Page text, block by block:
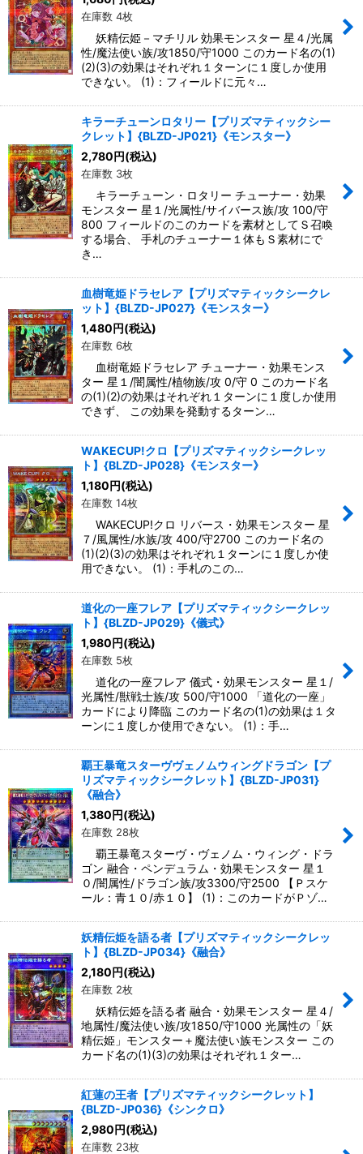
在庫数 4枚
妖精伝姫－マチリル 効果モンスター 星４/光属
性/魔法使い族/攻1850/守1000 このカード名の(1)
(2)(3)の効果はそれぞれ１ターンに１度しか使用
できない。 (1)：フィールドに元々…
キラーチューンロタリー【プリズマティックシー
クレット】{BLZD-JP021}《モンスター》
2,780円(税込)
在庫数 3枚
キラーチューン・ロタリー チューナー・効果
モンスター 星１/光属性/サイバース族/攻 100/守
800 フィールドのこのカードを素材としてＳ召喚
する場合、 手札のチューナー１体もＳ素材にで
き…
血樹竜姫ドラセレア【プリズマティックシークレ
ット】{BLZD-JP027}《モンスター》
1,480円(税込)
在庫数 6枚
血樹竜姫ドラセレア チューナー・効果モンス
ター 星１/闇属性/植物族/攻 0/守 0 このカード名
の(1)(2)の効果はそれぞれ１ターンに１度しか使用
できず、 この効果を発動するターン…
WAKECUP!クロ【プリズマティックシークレッ
ト】{BLZD-JP028}《モンスター》
1,180円(税込)
在庫数 14枚
WAKECUP!クロ リバース・効果モンスター 星
７/風属性/水族/攻 400/守2700 このカード名の
(1)(2)(3)の効果はそれぞれ１ターンに１度しか使
用できない。 (1)：手札のこの…
道化の一座フレア【プリズマティックシークレッ
ト】{BLZD-JP029}《儀式》
1,980円(税込)
在庫数 5枚
道化の一座フレア 儀式・効果モンスター 星１/
光属性/獣戦士族/攻 500/守1000 「道化の一座」
カードにより降臨 このカード名の(1)の効果は１タ
ーンに１度しか使用できない。 (1)：手…
覇王暴竜スターヴヴェノムウィングドラゴン【プ
リズマティックシークレット】{BLZD-JP031}
《融合》
1,380円(税込)
在庫数 28枚
覇王暴竜スターヴ・ヴェノム・ウィング・ドラ
ゴン 融合・ペンデュラム・効果モンスター 星１
０/闇属性/ドラゴン族/攻3300/守2500 【Ｐスケ
ール：青１０/赤１０】 (1)：このカードがＰゾ…
妖精伝姫を語る者【プリズマティックシークレッ
ト】{BLZD-JP034}《融合》
2,180円(税込)
在庫数 2枚
妖精伝姫を語る者 融合・効果モンスター 星４/
地属性/魔法使い族/攻1850/守1000 光属性の「妖
精伝姫」モンスター＋魔法使い族モンスター この
カード名の(1)(3)の効果はそれぞれ１ター…
紅蓮の王者【プリズマティックシークレット】
{BLZD-JP036}《シンクロ》
2,980円(税込)
在庫数 23枚